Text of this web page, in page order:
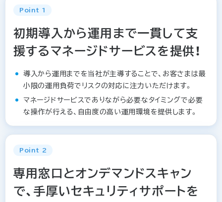
Point 1
初期導入から運用まで一貫して支
援するマネージドサービスを提供！
導入から運用までを当社が主導することで、お客さまは最
小限の運用負荷でリスクの対応に注力いただけます。
マネージドサービスでありながら必要なタイミングで必要
な操作が行える、自由度の高い運用環境を提供します。
Point 2
専用窓口とオンデマンドスキャン
で、手厚いセキュリティサポートを